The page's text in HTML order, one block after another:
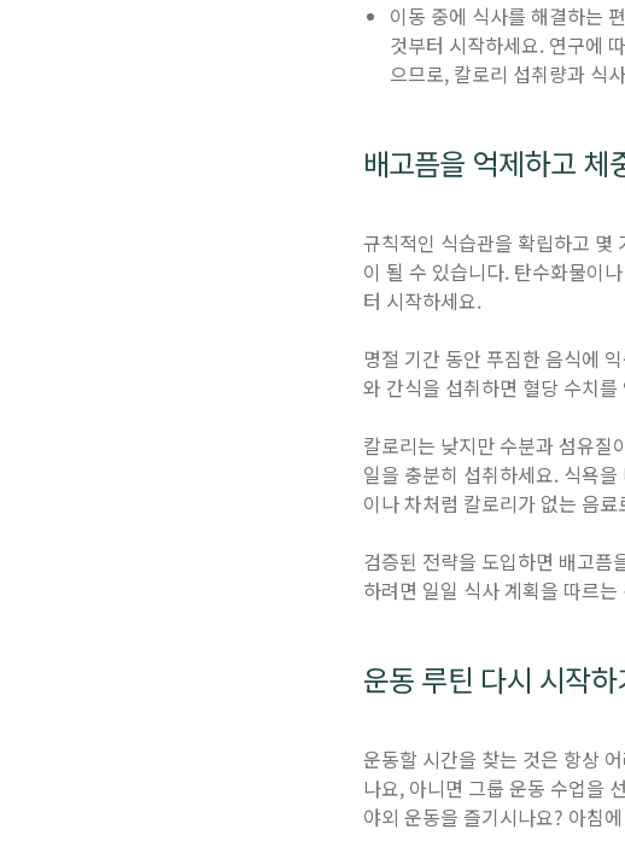
이동 중에 식사를 해결하는
것부터 시작하세요. 연구에
으므로, 칼로리 섭취량과 식
배고픔을 억제하고 체
규칙적인 식습관을 확립하고 몇
이 될 수 있습니다. 탄수화물이
터 시작하세요.
명절 기간 동안 푸짐한 음식에
와 간식을 섭취하면 혈당 수치
칼로리는 낮지만 수분과 섬유질
일을 충분히 섭취하세요. 식욕
이나 차처럼 칼로리가 없는 음
검증된 전략을 도입하면 배고픔
하려면 일일 식사 계획을 따르
운동 루틴 다시 시작하
운동할 시간을 찾는 것은 항상
나요, 아니면 그룹 운동 수업을
야외 운동을 즐기시나요? 아침